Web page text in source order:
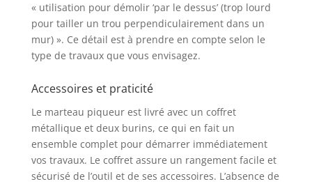
« utilisation pour démolir ‘par le dessus’ (trop lourd
pour tailler un trou perpendiculairement dans un
mur) ». Ce détail est à prendre en compte selon le
type de travaux que vous envisagez.
Accessoires et praticité
Le marteau piqueur est livré avec un coffret
métallique et deux burins, ce qui en fait un
ensemble complet pour démarrer immédiatement
vos travaux. Le coffret assure un rangement facile et
sécurisé de l’outil et de ses accessoires. L’absence de